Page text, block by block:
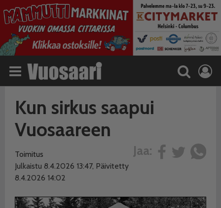
Kun sirkus saapui
Vuosaareen
Jaa:
Toimitus
Julkaistu 8.4.2026 13:47, Päivitetty
8.4.2026 14:02